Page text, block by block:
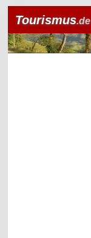
Tourismus.de